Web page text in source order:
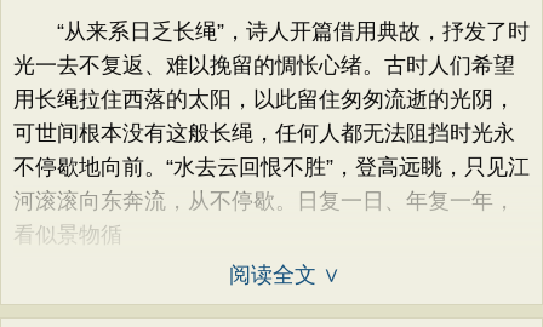
“从来系日乏长绳”，诗人开篇借用典故，抒发了时
光一去不复返、难以挽留的惆怅心绪。古时人们希望
用长绳拉住西落的太阳，以此留住匆匆流逝的光阴，
可世间根本没有这般长绳，任何人都无法阻挡时光永
不停歇地向前。“水去云回恨不胜”，登高远眺，只见江
河滚滚向东奔流，从不停歇。日复一日、年复一年，
看似景物循
阅读全文 ∨